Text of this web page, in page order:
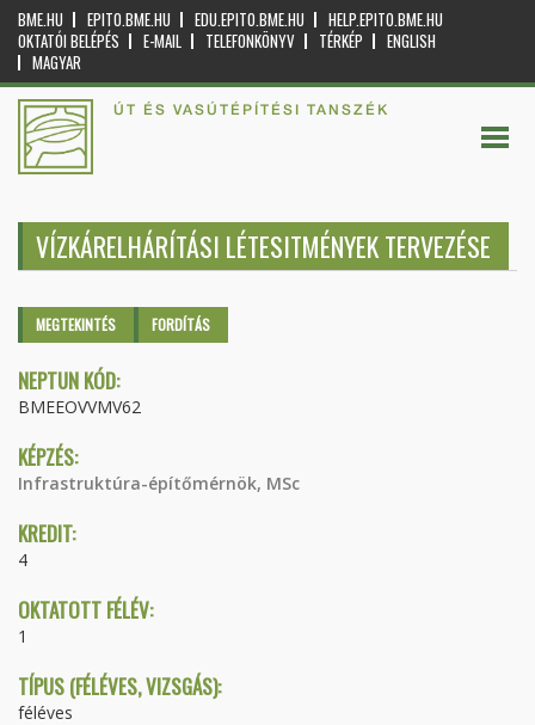
BME.HU EPITO.BME.HU EDU.EPITO.BME.HU
HELP.EPITO.BME.HU
OKTATÓI BELÉPÉS
E-MAIL TELEFONKÖNYV TÉRKÉP
ENGLISH
MAGYAR
ÚT ÉS VASÚTÉPÍTÉSI TANSZÉK
VÍZKÁRELHÁRÍTÁSI LÉTESITMÉNYEK TERVEZÉSE
Elsődleges fülek
MEGTEKINTÉS (AKTÍVFORDÍTÁS
NEPTUN KÓD:
BMEEOVVMV62
KÉPZÉS:
Infrastruktúra-építőmérnök, MSc
KREDIT:
4
OKTATOTT FÉLÉV:
1
TÍPUS (FÉLÉVES, VIZSGÁS):
féléves